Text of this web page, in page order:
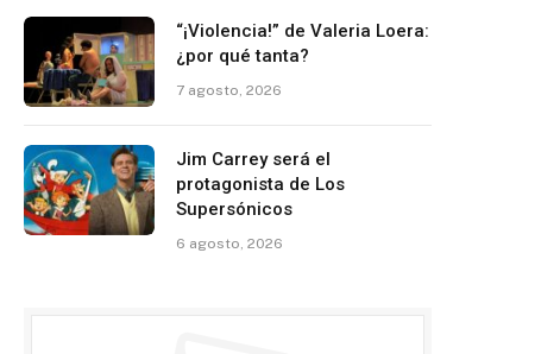
“¡Violencia!” de Valeria Loera:
¿por qué tanta?
7 agosto, 2026
Jim Carrey será el
protagonista de Los
Supersónicos
6 agosto, 2026